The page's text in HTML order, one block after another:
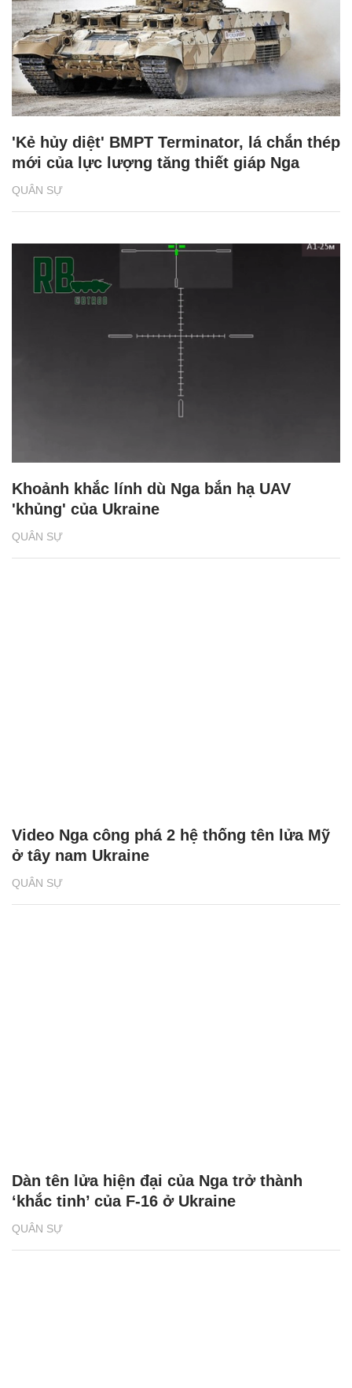
QUÂN SỰ
'Kẻ hủy diệt' BMPT Terminator, lá chắn thép
mới của lực lượng tăng thiết giáp Nga
QUÂN SỰ
Khoảnh khắc lính dù Nga bắn hạ UAV
'khủng' của Ukraine
QUÂN SỰ
Video Nga công phá 2 hệ thống tên lửa Mỹ
ở tây nam Ukraine
QUÂN SỰ
Dàn tên lửa hiện đại của Nga trở thành
‘khắc tinh’ của F-16 ở Ukraine